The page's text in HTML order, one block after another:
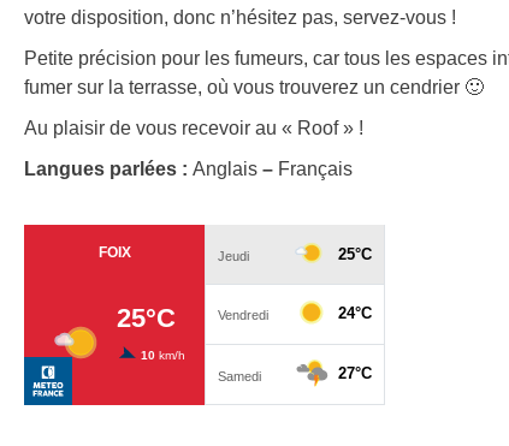
votre disposition, donc n’hésitez pas, servez-vous !
Petite précision pour les fumeurs, car tous les espaces
fumer sur la terrasse, où vous trouverez un cendrier 🙂
Au plaisir de vous recevoir au « Roof » !
Langues parlées : Anglais – Français